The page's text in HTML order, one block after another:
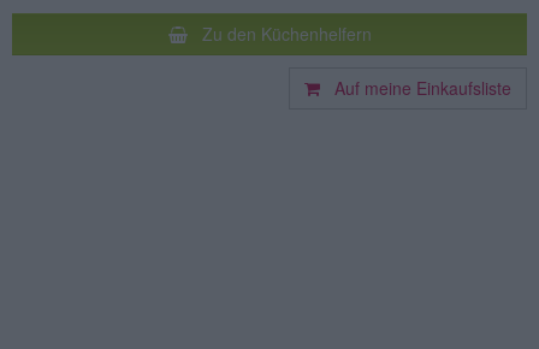
Zu den Küchenhelfern
Auf meine Einkaufsliste